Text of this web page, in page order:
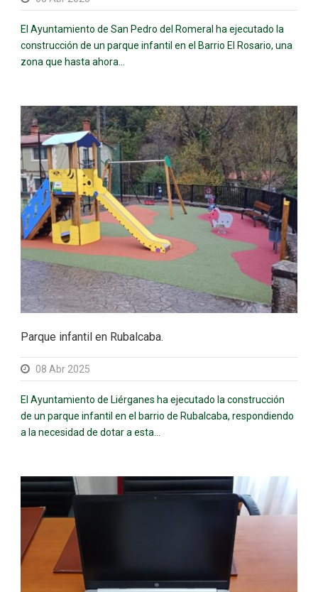
El Ayuntamiento de San Pedro del Romeral ha ejecutado la
construcción de un parque infantil en el Barrio El Rosario, una
zona que hasta ahora...
Parque infantil en Rubalcaba.
08 Abr 2025
El Ayuntamiento de Liérganes ha ejecutado la construcción
de un parque infantil en el barrio de Rubalcaba, respondiendo
a la necesidad de dotar a esta...